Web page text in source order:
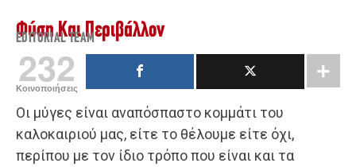
Φύση Και Περιβάλλον
EDITORIAL TEAM
232
Κοινοποιήσεις
Οι μύγες είναι αναπόσπαστο κομμάτι του
καλοκαιριού μας, είτε το θέλουμε είτε όχι,
περίπου με τον ίδιο τρόπο που είναι και τα